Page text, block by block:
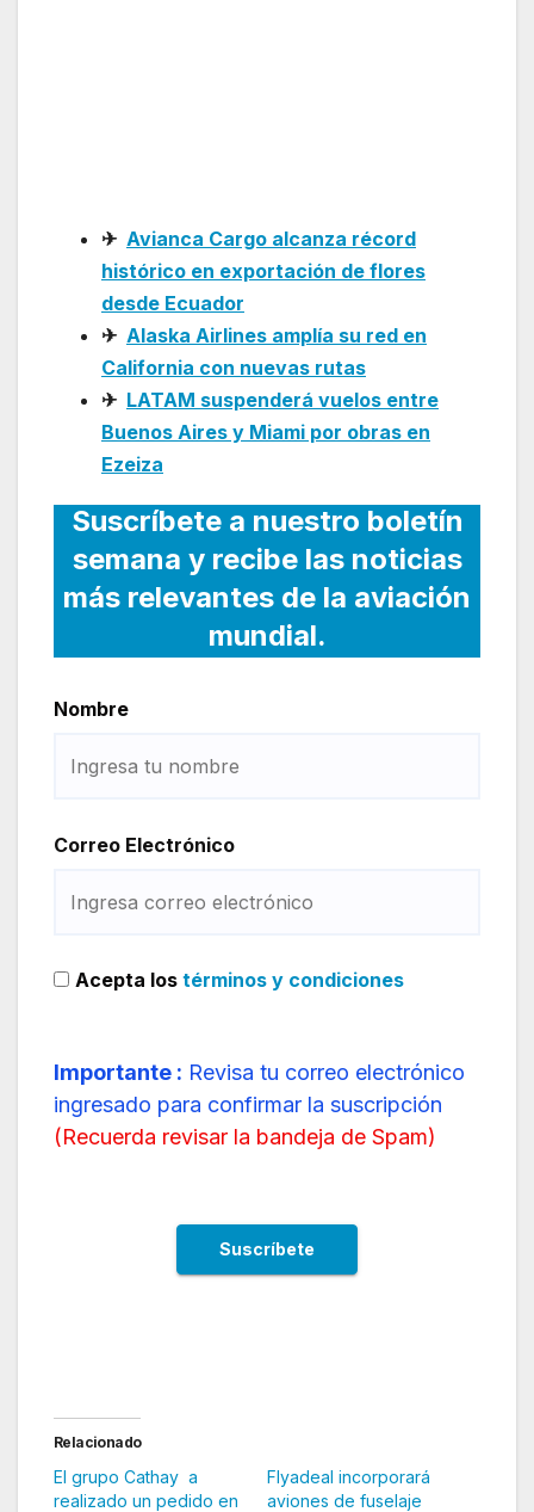
✈ Avianca Cargo alcanza récord
histórico en exportación de flores
desde Ecuador
✈ Alaska Airlines amplía su red en
California con nuevas rutas
✈ LATAM suspenderá vuelos entre
Buenos Aires y Miami por obras en
Ezeiza
Suscríbete a nuestro boletín
semana y recibe las noticias
más relevantes de la aviación
mundial.
Nombre
Correo Electrónico
Acepta los términos y condiciones
Importante : Revisa tu correo electrónico
ingresado para confirmar la suscripción
(Recuerda revisar la bandeja de Spam)
Relacionado
El grupo Cathay a
realizado un pedido en
Flyadeal incorporará
aviones de fuselaje